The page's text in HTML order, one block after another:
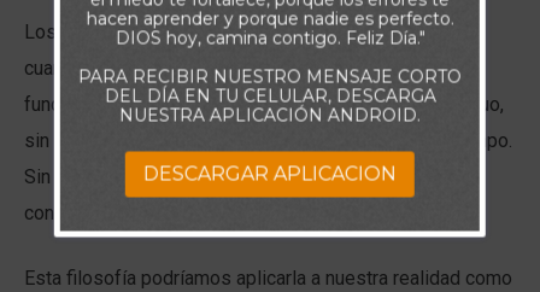
Los equipos en general alcanzan su mejor rendimiento
cuando no existe en ellos deseos egoístas. Si el
funcionamiento del equipo recae sobre un solo individuo,
sin dudas, el mismo no sobrevivirá durante mucho tiempo.
Sin embargo si el funcionamiento se concentra en
conseguir un objetivo común, el equipo tendrá éxito.
Esta filosofía podríamos aplicarla a nuestra realidad como
hacen aprender y porque nadie es perfecto.
DIOS hoy, camina contigo. Feliz Día."
PARA RECIBIR NUESTRO MENSAJE CORTO
DEL DÍA EN TU CELULAR, DESCARGA
NUESTRA APLICACIÓN ANDROID.
DESCARGAR APLICACION